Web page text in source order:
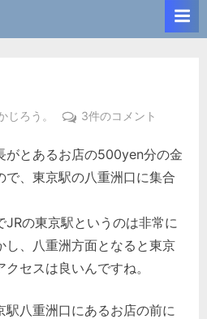
じろう。
東
加
賀
の
3件のコメント
がとあるお店の500yen分の金
で、東京駅の八重洲口に集合
の東京駅というのは非常に
し、八重洲方面となると東京
セスは良いんですね。
駅八重洲口にあるお店の前に